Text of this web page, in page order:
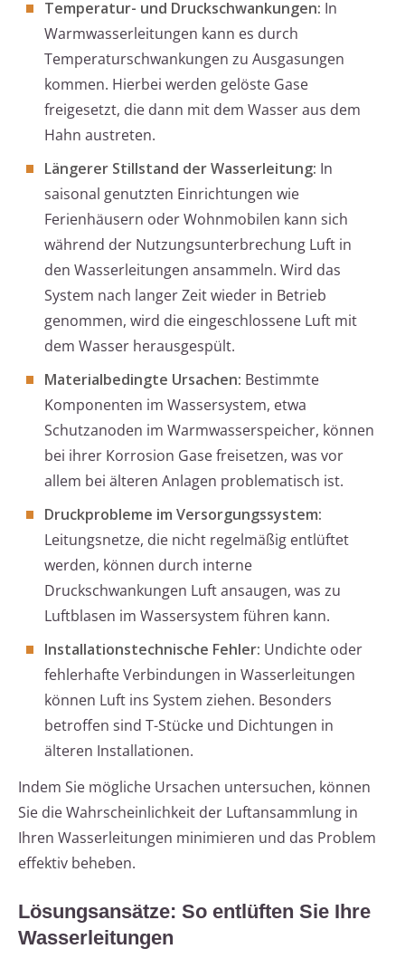
Temperatur- und Druckschwankungen: In
Warmwasserleitungen kann es durch
Temperaturschwankungen zu Ausgasungen
kommen. Hierbei werden gelöste Gase
freigesetzt, die dann mit dem Wasser aus dem
Hahn austreten.
Längerer Stillstand der Wasserleitung: In
saisonal genutzten Einrichtungen wie
Ferienhäusern oder Wohnmobilen kann sich
während der Nutzungsunterbrechung Luft in
den Wasserleitungen ansammeln. Wird das
System nach langer Zeit wieder in Betrieb
genommen, wird die eingeschlossene Luft mit
dem Wasser herausgespült.
Materialbedingte Ursachen: Bestimmte
Komponenten im Wassersystem, etwa
Schutzanoden im Warmwasserspeicher, können
bei ihrer Korrosion Gase freisetzen, was vor
allem bei älteren Anlagen problematisch ist.
Druckprobleme im Versorgungssystem:
Leitungsnetze, die nicht regelmäßig entlüftet
werden, können durch interne
Druckschwankungen Luft ansaugen, was zu
Luftblasen im Wassersystem führen kann.
Installationstechnische Fehler: Undichte oder
fehlerhafte Verbindungen in Wasserleitungen
können Luft ins System ziehen. Besonders
betroffen sind T-Stücke und Dichtungen in
älteren Installationen.
Indem Sie mögliche Ursachen untersuchen, können
Sie die Wahrscheinlichkeit der Luftansammlung in
Ihren Wasserleitungen minimieren und das Problem
effektiv beheben.
Lösungsansätze: So entlüften Sie Ihre
Wasserleitungen